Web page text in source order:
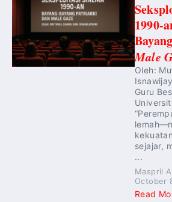
1990-
Male
Oleh:
Guru
sejajar,
...
Maspril
October
Read